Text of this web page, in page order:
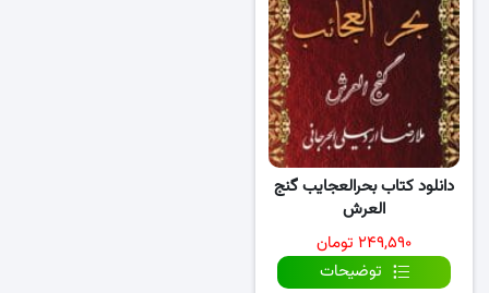
دانلود کتاب بحرالعجایب گنج
العرش
۲۴۹,۵۹۰ تومان
توضیحات